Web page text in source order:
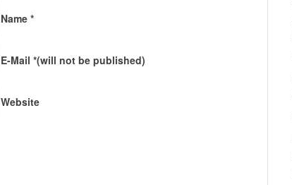
Name *
E-Mail *(will not be published)
Website